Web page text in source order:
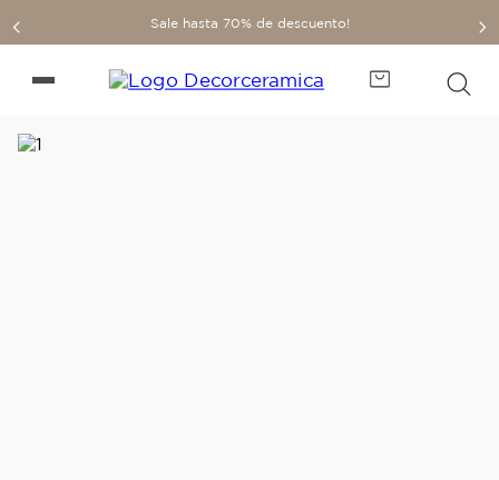
Sale hasta 70% de descuento!